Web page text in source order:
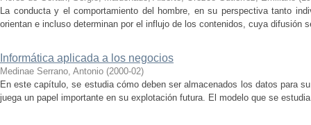
La conducta y el comportamiento del hombre, en su perspectiva tanto
orientan e incluso determinan por el influjo de los contenidos, cuya difusión
Informática aplicada a los negocios
Medinae Serrano, Antonio (2000-02)
En este capítulo, se estudia cómo deben ser almacenados los datos para
juega un papel importante en su explotación futura. El modelo que se